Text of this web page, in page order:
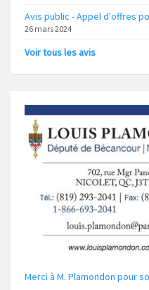
Avis public - Appel d'offres
26 mars 2024
Voir tous les avis
Merci à M. Plamondon pour